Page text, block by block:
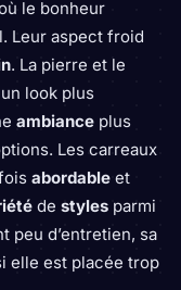
le bonheur
Leur aspect froid
. La pierre et le
look plus
ambiance plus
Les carreaux
abordable et
de styles parmi
peu d’entretien, sa
elle est placée trop